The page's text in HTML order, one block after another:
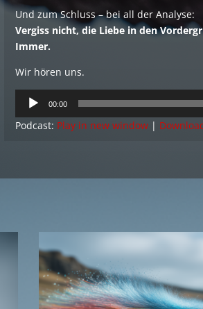
Und zum Schluss – bei all der Analyse:
Vergiss nicht, die Liebe in den
Immer.
Wir hören uns.
Audio
Player
00:00
Podcast: Play in new window |